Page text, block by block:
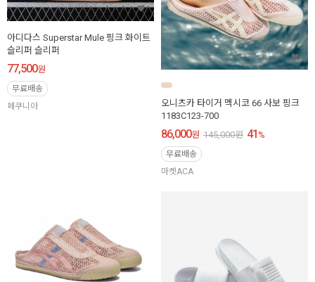
아디다스 Superstar Mule 핑크 화이트
슬리퍼 슬리퍼
77,500원
무료배송
페쿠니아
오니츠카 타이거 멕시코 66 사보 핑크
1183C123-700
86,000원 145,000원 41 %
무료배송
마켓ACA